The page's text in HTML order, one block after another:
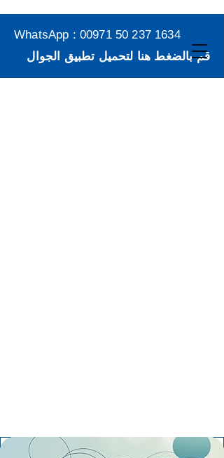
WhatsApp : 00971 50 237 1634
قم بالضغط هنا لتحميل تطبيق الجوال